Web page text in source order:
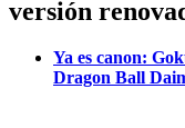
versión
Ya es canon:
Dragon Ball